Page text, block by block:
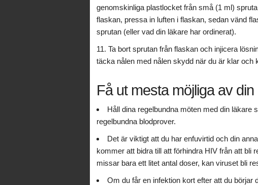
genomskinliga plastlocket från små (1 ml)
flaskan, pressa in luften i flaskan, sedan vänd
sprutan (eller vad din läkare har ordinerat).
Ta bort sprutan från flaskan och injicera
täcka nålen med nålen skydd när du är klar och
Få ut mesta möjliga av
Håll dina regelbundna möten med din
regelbundna blodprover.
Det är viktigt att du har enfuvirtid och din
kommer att bidra till att förhindra HIV från att bli
missar bara ett litet antal doser, kan viruset bli
Om du får en infektion kort efter att du börjar